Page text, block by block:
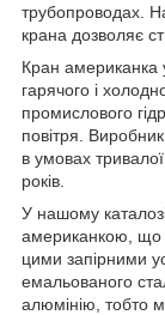
трубопроводах.
крана дозволяє
Кран американка
гарячого і
промислового
повітря.
в умовах
років.
У нашому
американкою, що
цими запірними
емальованого
алюмінію, тобто